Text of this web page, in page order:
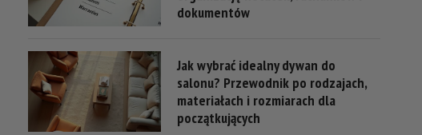
dokumentów
Jak wybrać idealny dywan do
salonu? Przewodnik po rodzajach,
materiałach i rozmiarach dla
początkujących